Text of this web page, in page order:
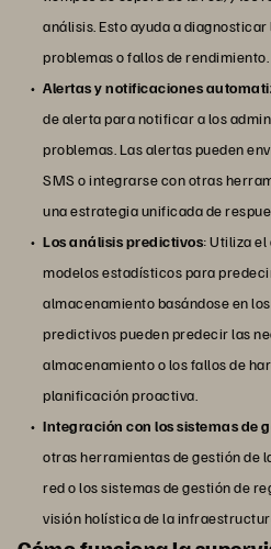
análisis. Esto ayuda a
problemas o fallos de rendimiento.
Alertas y notificaciones
de alerta para notificar a los
problemas. Las alertas pueden
SMS o integrarse con otras
una estrategia unificada de
Los análisis predictivos: Utiliza
modelos estadísticos para
almacenamiento basándose en
predictivos pueden predecir las
almacenamiento o los fallos de
planificación proactiva.
Integración con los sistemas de
otras herramientas de gestión de
red o los sistemas de gestión de
visión holística de la